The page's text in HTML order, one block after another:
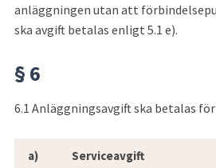
anläggningen utan att
ska avgift betalas enligt 5.1 e).
§ 6
6.1 Anläggningsavgift ska betalas
Anläggningsavgift
a) Serviceavgift